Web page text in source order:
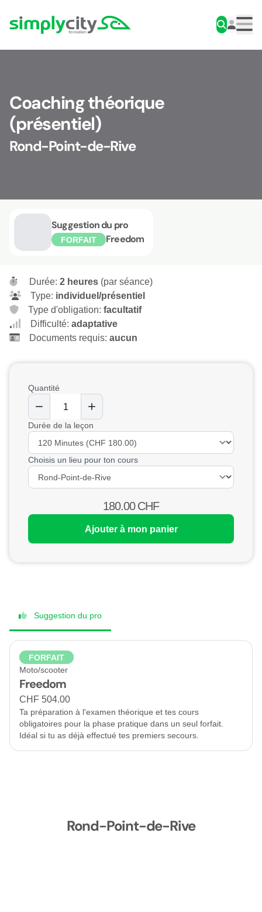
Simplycity
Coaching théorique
(présentiel)
Rond-Point-de-Rive
Suggestion du pro
FORFAIT Freedom
Suggestion du pro
FORFAIT
Moto/scooter
Freedom
CHF 504.00
Ta préparation à l'examen théorique et tes cours
obligatoires pour la phase pratique dans un seul forfait.
Idéal si tu as déjà effectué tes premiers secours.
Durée: 2 heures (par séance)
Type: individuel/présentiel
Type d'obligation: facultatif
Difficulté: adaptative
Documents requis: aucun
Quantité
Durée de la leçon
Choisis un lieu pour ton cours
180.00CHF
Ajouter à mon panier
Rond-Point-de-Rive